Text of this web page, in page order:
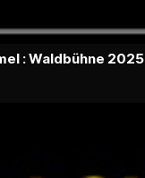
: Waldbühne 2025